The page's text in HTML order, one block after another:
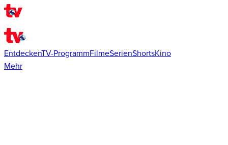
EntdeckenTV-ProgrammFilmeSerienShortsKino
Mehr